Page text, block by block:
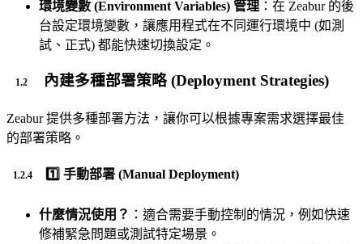
環境變數 (Environment Variables) 管理 ：在 Zeabur 的後
台設定環境變數，讓應用程式在不同運行環境中 (如測
試、正式) 都能快速切換設定。
內建多種部署策略 (Deployment Strategies)
Zeabur 提供多種部署方法，讓你可以根據專案需求選擇最佳
的部署策略。
1️⃣ 手動部署 (Manual Deployment)
什麼情況使用？ ：適合需要手動控制的情況，例如快速
修補緊急問題或測試特定場景。